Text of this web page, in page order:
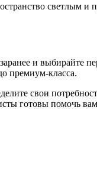
светлым
и выбирайте
премиум-класса.
свои
готовы помочь